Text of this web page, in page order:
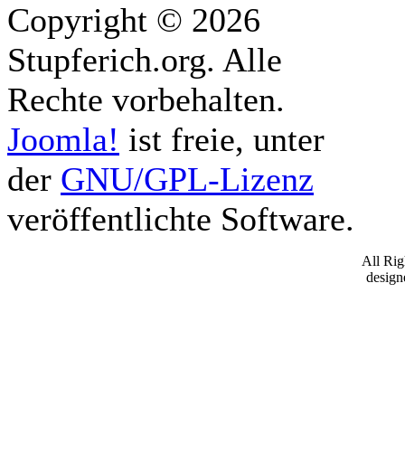
Copyright © 2026
Stupferich.org. Alle
Rechte vorbehalten.
Joomla! ist freie, unter
der GNU/GPL-Lizenz
veröffentlichte Software.
All